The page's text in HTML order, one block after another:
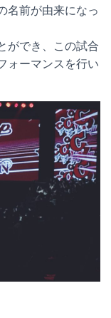
名前が由来になっ
ができ、この試合
ォーマンスを行い